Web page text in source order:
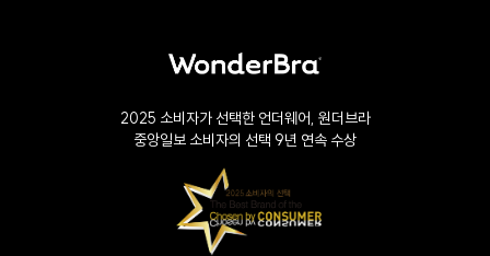
2025 소비자가 선택한 언더웨어, 원더브라
중앙일보 소비자의 선택 9년 연속 수상